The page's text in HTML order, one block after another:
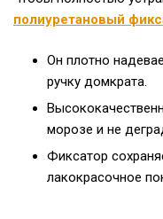
полиуретановый
Он плотно
ручку домкрата.
морозе и не
Фиксатор
лакокрасочное